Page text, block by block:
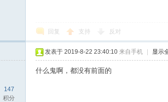
回复 支持 反对
147
积分
发表于 2019-8-22 23:40:10 来自手机 显示
什么鬼啊，都没有前面的